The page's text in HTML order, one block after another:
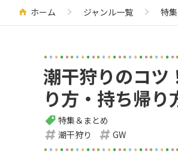
ホーム ジャンル一覧 特
潮干狩りのコツ
り方・持ち帰り
特集＆まとめ
潮干狩り
GW